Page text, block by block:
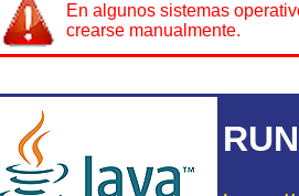
En algunos sistemas
crearse manualmente.